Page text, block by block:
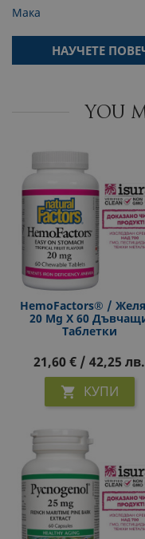
Мака
НАУЧЕТЕ
YOU
HemoFactors® /
20 Mg Х 60
Таблетки
21,60 € / 42,25 лв.
 КУПИ